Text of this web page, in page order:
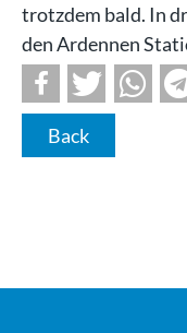
trotzdem bald. In
den Ardennen
Back